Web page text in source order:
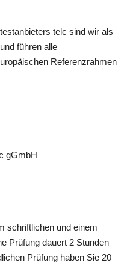
telc sind wir als
führen alle
Referenzrahmen
gGmbH
schriftlichen und einem
Prüfung dauert 2 Stunden
Prüfung haben Sie 20